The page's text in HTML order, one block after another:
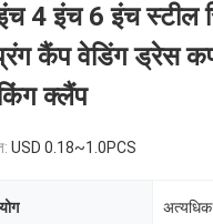
4 इंच 6 इंच स्टील
कैंप वेडिंग ड्रेस
क्लैंप
USD 0.18~1.0PCS